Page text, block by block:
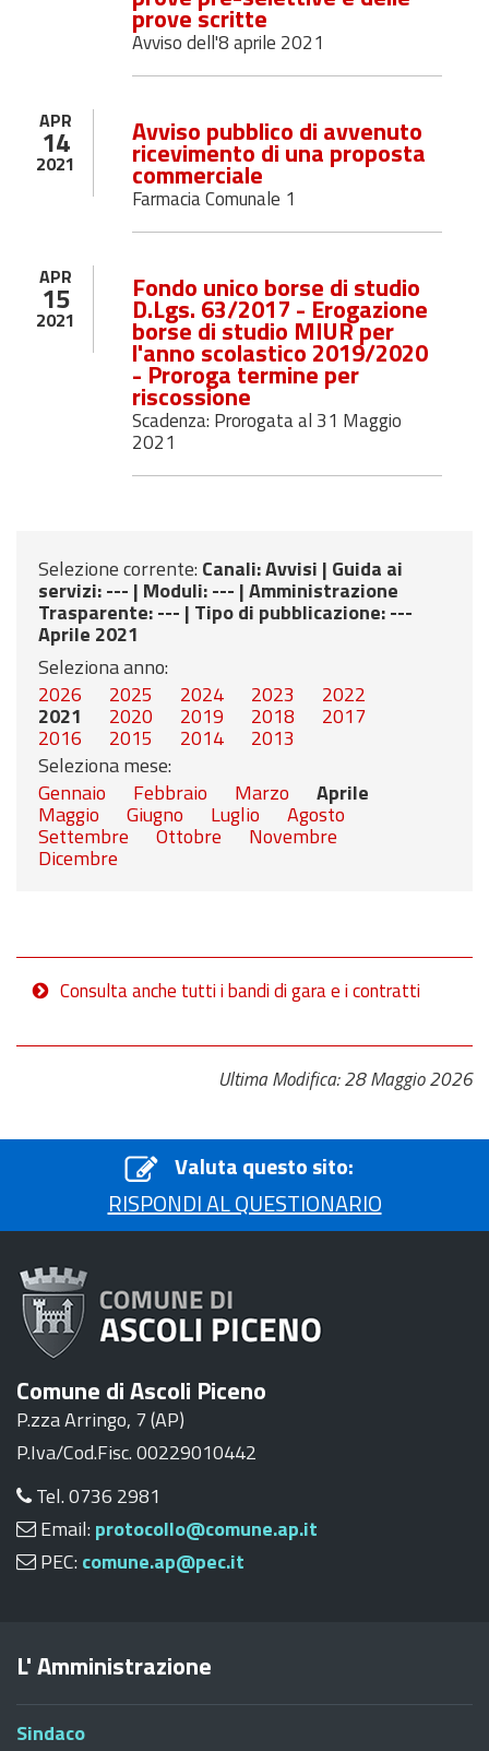
prove scritte
Avviso dell'8 aprile 2021
APR
14
2021
Avviso pubblico di avvenuto
ricevimento di una proposta
commerciale
Farmacia Comunale 1
APR
15
2021
Fondo unico borse di studio
D.Lgs. 63/2017 - Erogazione
borse di studio MIUR per
l'anno scolastico 2019/2020
- Proroga termine per
riscossione
Scadenza: Prorogata al 31 Maggio
2021
Selezione corrente: Canali: Avvisi | Guida ai
servizi: --- | Moduli: --- |Amministrazione
Trasparente: --- | Tipo di pubblicazione: ---
Aprile 2021
Seleziona anno:
2026
2025 2024 2023 2022
2021 2020 2019 2018 2017
2016 2015 2014
2013
Seleziona mese:
Gennaio
Febbraio Marzo Aprile
Maggio Giugno Luglio Agosto
Settembre Ottobre Novembre
Dicembre
Consulta anche tutti i bandi di gara e i contratti
Ultima Modifica: 28 Maggio 2026
Valuta questo sito:
RISPONDI AL QUESTIONARIO
Comune di Ascoli Piceno
P.zza Arringo, 7 (AP)
P.Iva/Cod.Fisc. 00229010442
Tel. 0736 2981
Email: protocollo@comune.ap.it
PEC: comune.ap@pec.it
L' Amministrazione
Sindaco